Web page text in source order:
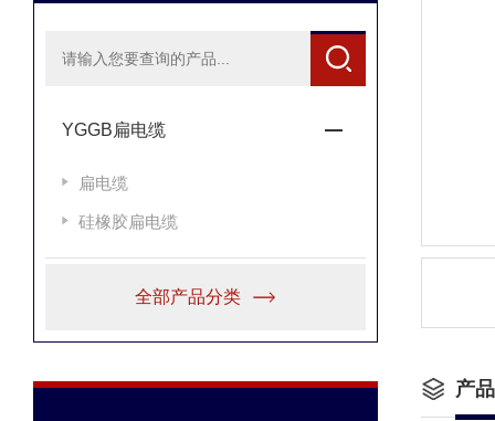
YGGB扁电缆
扁电缆
硅橡胶扁电缆
全部产品分类
产